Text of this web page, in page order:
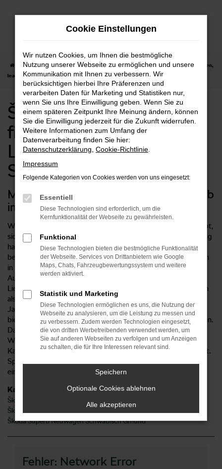
Zum
Startseite Schwäbisch Gmünd Škoda
Škoda Superb kaufen, finanzieren,
leasen | Lieferservice nach Schwäbisch Gmünd
Škoda Superb kaufen,
finanzieren, leasen |
Lieferservice nach
Schwäbisch Gmünd
Maximal mobil mit Ihrem Škoda Superb
in Schwäbisch Gmünd
Wer in Schwäbisch Gmünd oder der direkten Umgebung lebt,
sichert mit einem Škoda Superb seine Mobilität. Das Fahrzeug
hat bereits in zahlreichen Tests und Vergleichen seine
besonderen Fähigkeiten unter Beweis gestellt und setzt auch
in der aktuellen Modellgeneration Maßstäbe. Wir vom
Autohaus Sorg bieten Ihnen den Škoda Superb mit
Lieferservice nach Schwäbisch Gmünd sowohl als Neuwagen
als auch als Gebrauchtwagen, Tageszulassung sowie als
Jahreswagen. Unser Unternehmen existiert seit 1959 und
bietet seither eine Fülle an Dienstleistungen rund ums Auto an.
Dadurch, dass wir unter anderem einen erstklassigen
Werkstattservice bieten, sorgen wir gerne auch nach dem
Kauf dafür, dass Ihr Škoda Superb stets in Top-Zustand fährt.
Sprechen Sie uns an und entdecken Sie die vielen Vorteile
einer Zusammenarbeit.
Kategorie
Škoda Superb Gebrauchtwagen Schwäbisch Gmünd
Škoda Superb Schwäbisch Gmünd
Škoda Superb Neuwagen Schwäbisch Gmünd
Fehler: Network Error
Cookie Einstellungen
Wir nutzen Cookies, um Ihnen die bestmögliche
Nutzung unserer Webseite zu ermöglichen und unsere
Kommunikation mit Ihnen zu verbessern. Wir
berücksichtigen hierbei Ihre Präferenzen und
verarbeiten Daten für Marketing und Statistiken nur,
wenn Sie uns Ihre Einwilligung geben. Wenn Sie zu
einem späteren Zeitpunkt Ihre Meinung ändern, können
Sie die Einwilligung jederzeit für die Zukunft widerrufen.
Weitere Informationen zum Umfang der
Datenverarbeitung finden Sie hier:
Datenschutzerklärung Cookie-Richtlinie
Impressum
Folgende Kategorien von Cookies werden von uns eingesetzt:
Essentiell
Diese Technologien sind erforderlich, um die
Kernfunktionalität der Webseite zu gewährleisten.
Funktional
Diese Technologien bieten die bestmögliche Funktionalität
der Webseite. Services von Drittanbietern wie Google
Maps, Chats, Fahrzeugbewertungssystem und weitere
werden aktiviert.
Statistik und Marketing
Diese Technologien ermöglichen es uns, die Nutzung der
Webseite zu analysieren, um die Leistung zu messen und
zu verbessern. Zudem werden Technologien eingesetzt,
die von dritten Werbetreibenden verwendet werden, um
Sie auf anderen Webseiten zu verfolgen und um Anzeigen
zu schalten, die für Ihre Interessen relevant sind.
Speichern
Optionale Cookies ablehnen
Alle akzeptieren